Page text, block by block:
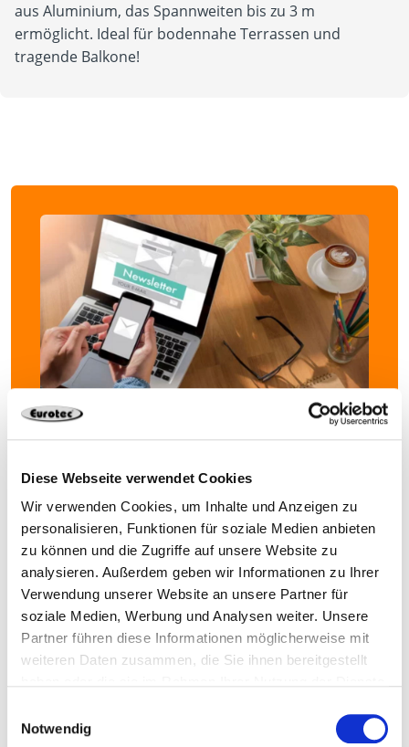
Diese Webseite verwendet Cookies
Wir verwenden Cookies, um Inhalte und Anzeigen zu
personalisieren, Funktionen für soziale Medien anbieten
zu können und die Zugriffe auf unsere Website zu
analysieren. Außerdem geben wir Informationen zu Ihrer
Verwendung unserer Website an unsere Partner für
soziale Medien, Werbung und Analysen weiter. Unsere
Partner führen diese Informationen möglicherweise mit
weiteren Daten zusammen, die Sie ihnen bereitgestellt
Notwendig
aus Aluminium, das Spannweiten bis zu 3 m
ermöglicht. Ideal für bodennahe Terrassen und
tragende Balkone!
Newsletter.
Nie wieder Neuigkeiten rund um Eurotec verpassen.
Ich akzeptiere dieDatenschutzerklärung
Weiter zu Schritt 2 von 2